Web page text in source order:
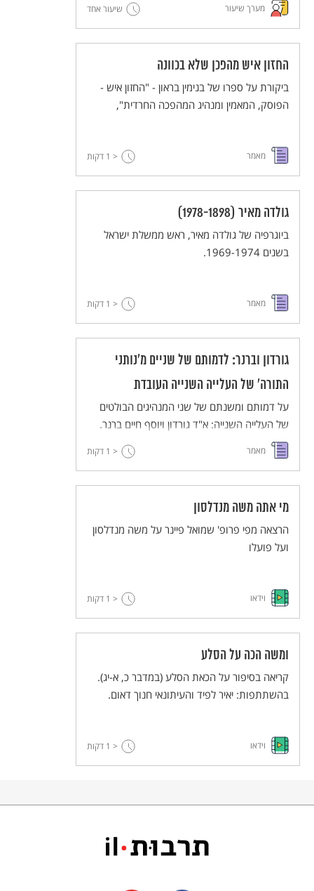
גרמניה. השוואה בין דוד בן-גוריון למנחם בגין לגבי
התייחסותם להסכם השילומים עם גרמניה.
מערך שיעור שיעור אחד
החזון איש מהפכן שלא בכוונה
ביקורת על ספרו של בנימין בראון - "החזון איש -
הפוסק, המאמין ומנהיג המהפכה החרדית",
מאמר < 1 דקות
גולדה מאיר (1978-1898)
ביוגרפיה של גולדה מאיר, ראש ממשלת ישראל
בשנים 1969-1974.
מאמר < 1 דקות
גורדון וברנר: לדמותם של שניים מ'נותני
התורה' של העלייה השנייה העובדת
על דמותם ומשנתם של שני המנהיגים הבולטים
של העלייה השנייה: א"ד גורדון ויוסף חיים ברנר.
מאמר < 1 דקות
מי אתה משה מנדלסון
הרצאה מפי פרופ' שמואל פיינר על משה מנדלסון
ועל פועלו
וידאו < 1 דקות
ומשה הכה על הסלע
קריאה בסיפור על הכאת הסלע (במדבר כ, א-יג).
בהשתתפות: יאיר לפיד והעיתונאי חנוך דאום.
וידאו < 1 דקות